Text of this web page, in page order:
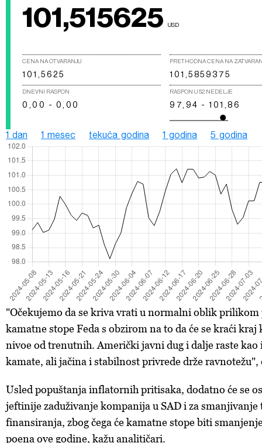
101,515625 USD
CENA NA OTVARANJU
101,5625
PRETHODNA CENA NA
101,5859375
DNEVNI RASPON
0,00 - 0,00
RASPON U 52 NEDELJE
97,94 - 101,86
1 dan 1 mesec tekuća godina 1 godina 5 godina
"Očekujemo da se kriva vrati u normalni oblik prilikom
kamatne stope Feda s obzirom na to da će se kraći
nivoe od trenutnih. Američki javni dug i dalje raste kao
kamate, ali jačina i stabilnost privrede drže
Usled popuštanja inflatornih pritisaka, dodatno će se
jeftinije zaduživanje kompanija u SAD i za smanjivanje
finansiranja, zbog čega će kamatne stope biti
poena ove godine, kažu analitičari.